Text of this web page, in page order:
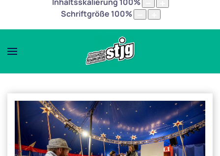
Inhaltsskalierung 100%
Schriftgröße 100%